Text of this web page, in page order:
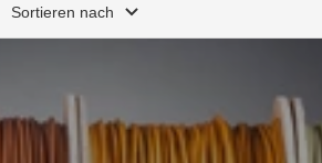
Sortieren nach